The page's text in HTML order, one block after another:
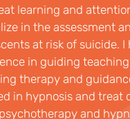
learning and
in the assessment
at risk of suicide. I
in guiding
therapy and
in hypnosis and treat
and